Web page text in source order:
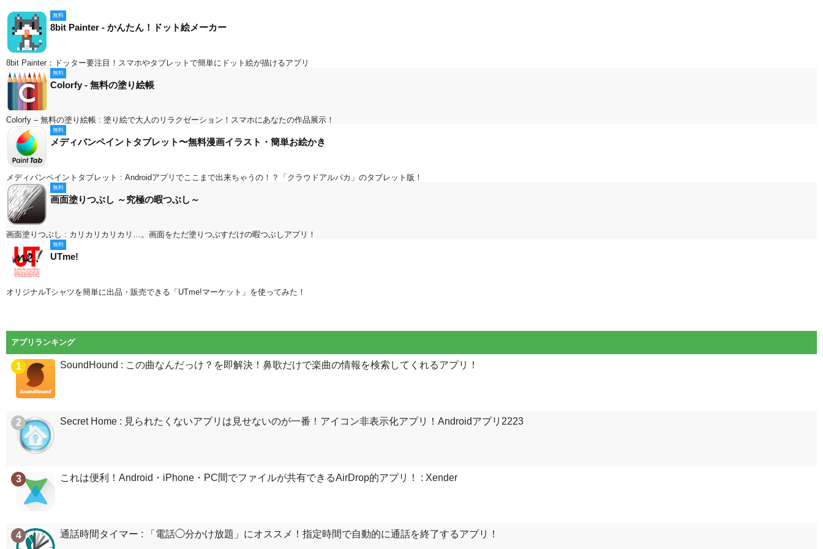
無料
8bit Painter - かんたん！ドット絵メーカー
8bit Painter：ドッター要注目！スマホやタブレットで簡単にドット絵が描けるアプリ
無料
Colorfy - 無料の塗り絵帳
Colorfy – 無料の塗り絵帳 : 塗り絵で大人のリラクゼーション！スマホにあなたの作品展示！
無料
メディバンペイントタブレット〜無料漫画イラスト・簡単お絵かき
メディバンペイントタブレット : Androidアプリでここまで出来ちゃうの！？「クラウドアルパカ」のタブレット版！
無料
画面塗りつぶし ～究極の暇つぶし～
画面塗りつぶし : カリカリカリカリ…。画面をただ塗りつぶすだけの暇つぶしアプリ！
無料
UTme!
オリジナルTシャツを簡単に出品・販売できる「UTme!マーケット」を使ってみた！
アプリランキング
1 SoundHound : この曲なんだっけ？を即解決！鼻歌だけで楽曲の情報を検索してくれるアプリ！
2 Secret Home : 見られたくないアプリは見せないのが一番！アイコン非表示化アプリ！Androidアプリ2223
3 これは便利！Android・iPhone・PC間でファイルが共有できるAirDrop的アプリ！ : Xender
4 通話時間タイマー : 「電話◯分かけ放題」にオススメ！指定時間で自動的に通話を終了するアプリ！